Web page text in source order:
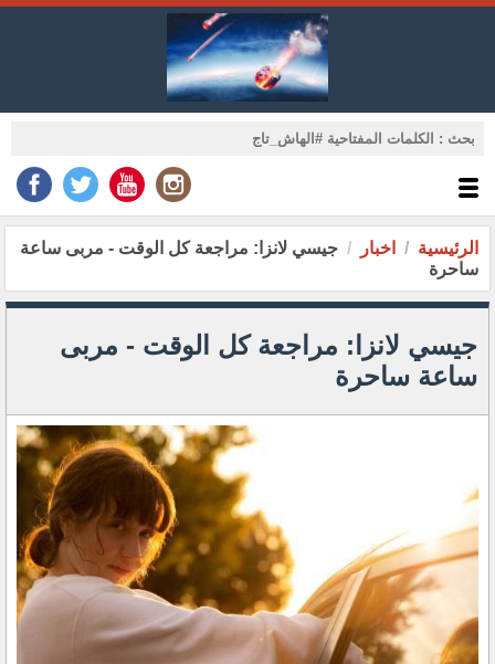
الرئيسية اخبار
جيسي لانزا: مراجعة كل الوقت - مربى ساعة
ساحرة
جيسي لانزا: مراجعة كل الوقت - مربى
ساعة ساحرة